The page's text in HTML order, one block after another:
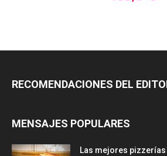
RECOMENDACIONES DEL
MENSAJES POPULARES
Las mejores